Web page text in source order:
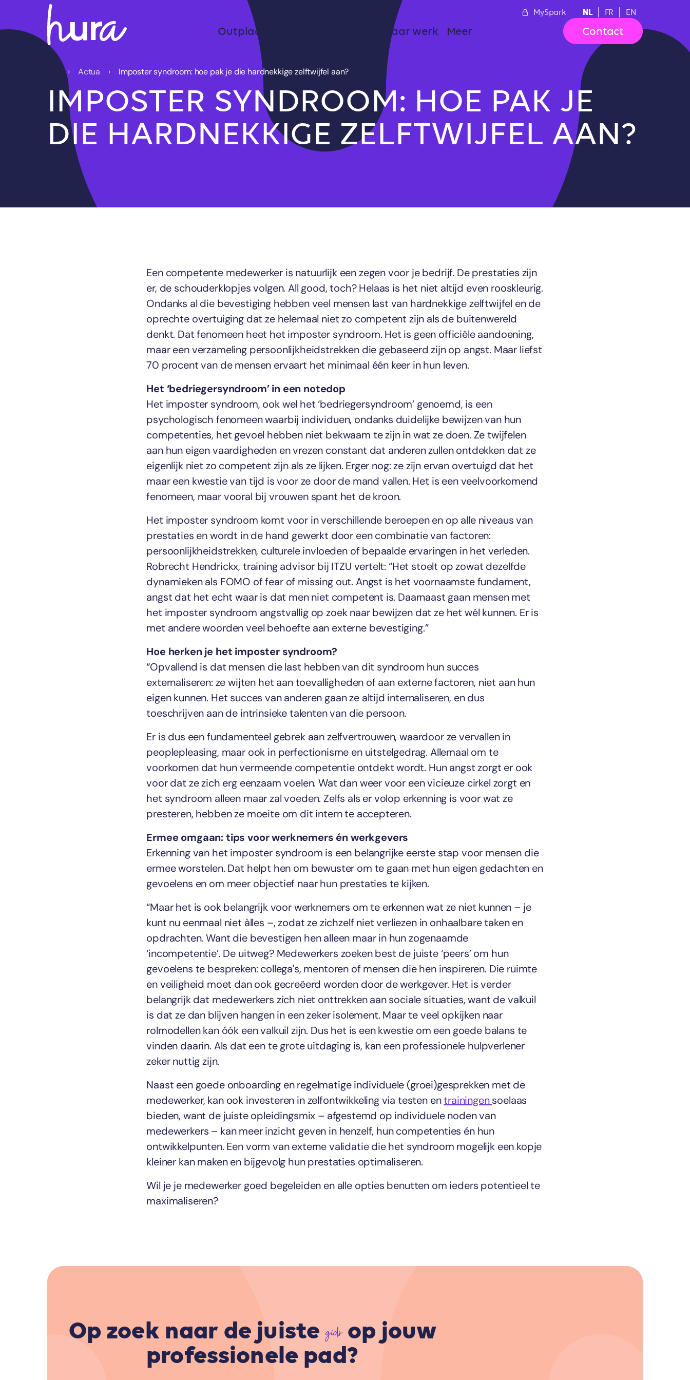
Outplacement Terug naar werk Meer Contact
MySpark NL FR EN
Actua Imposter syndroom: hoe pak je die hardnekkige zelftwijfel aan?
IMPOSTER SYNDROOM: HOE PAK JE
DIE HARDNEKKIGE ZELFTWIJFEL AAN?
Een competente medewerker is natuurlijk een zegen voor je bedrijf. De prestaties zijn
er, de schouderklopjes volgen. All good, toch? Helaas is het niet altijd even rooskleurig.
Ondanks al die bevestiging hebben veel mensen last van hardnekkige zelftwijfel en de
oprechte overtuiging dat ze helemaal niet zo competent zijn als de buitenwereld
denkt. Dat fenomeen heet het imposter syndroom. Het is geen officiële aandoening,
maar een verzameling persoonlijkheidstrekken die gebaseerd zijn op angst. Maar liefst
70 procent van de mensen ervaart het minimaal één keer in hun leven.
Het ‘bedriegersyndroom’ in een notedop
Het imposter syndroom, ook wel het ‘bedriegersyndroom’ genoemd, is een
psychologisch fenomeen waarbij individuen, ondanks duidelijke bewijzen van hun
competenties, het gevoel hebben niet bekwaam te zijn in wat ze doen. Ze twijfelen
aan hun eigen vaardigheden en vrezen constant dat anderen zullen ontdekken dat ze
eigenlijk niet zo competent zijn als ze lijken. Erger nog: ze zijn ervan overtuigd dat het
maar een kwestie van tijd is voor ze door de mand vallen. Het is een veelvoorkomend
fenomeen, maar vooral bij vrouwen spant het de kroon.
Het imposter syndroom komt voor in verschillende beroepen en op alle niveaus van
prestaties en wordt in de hand gewerkt door een combinatie van factoren:
persoonlijkheidstrekken, culturele invloeden of bepaalde ervaringen in het verleden.
Robrecht Hendrickx, training advisor bij ITZU vertelt: “Het stoelt op zowat dezelfde
dynamieken als FOMO of fear of missing out. Angst is het voornaamste fundament,
angst dat het echt waar is dat men niet competent is. Daarnaast gaan mensen met
het imposter syndroom angstvallig op zoek naar bewijzen dat ze het wél kunnen. Er is
met andere woorden veel behoefte aan externe bevestiging.”
Hoe herken je het imposter syndroom?
“Opvallend is dat mensen die last hebben van dit syndroom hun succes
externaliseren: ze wijten het aan toevalligheden of aan externe factoren, niet aan hun
eigen kunnen. Het succes van anderen gaan ze altijd internaliseren, en dus
toeschrijven aan de intrinsieke talenten van die persoon.
Er is dus een fundamenteel gebrek aan zelfvertrouwen, waardoor ze vervallen in
peoplepleasing, maar ook in perfectionisme en uitstelgedrag. Allemaal om te
voorkomen dat hun vermeende competentie ontdekt wordt. Hun angst zorgt er ook
voor dat ze zich erg eenzaam voelen. Wat dan weer voor een vicieuze cirkel zorgt en
het syndroom alleen maar zal voeden. Zelfs als er volop erkenning is voor wat ze
presteren, hebben ze moeite om dit intern te accepteren.
Ermee omgaan: tips voor werknemers én werkgevers
Erkenning van het imposter syndroom is een belangrijke eerste stap voor mensen die
ermee worstelen. Dat helpt hen om bewuster om te gaan met hun eigen gedachten en
gevoelens en om meer objectief naar hun prestaties te kijken.
“Maar het is ook belangrijk voor werknemers om te erkennen wat ze niet kunnen – je
kunt nu eenmaal niet àlles –, zodat ze zichzelf niet verliezen in onhaalbare taken en
opdrachten. Want die bevestigen hen alleen maar in hun zogenaamde
‘incompetentie’. De uitweg? Medewerkers zoeken best de juiste ‘peers’ om hun
gevoelens te bespreken: collega's, mentoren of mensen die hen inspireren. Die ruimte
en veiligheid moet dan ook gecreëerd worden door de werkgever. Het is verder
belangrijk dat medewerkers zich niet onttrekken aan sociale situaties, want de valkuil
is dat ze dan blijven hangen in een zeker isolement. Maar te veel opkijken naar
rolmodellen kan óók een valkuil zijn. Dus het is een kwestie om een goede balans te
vinden daarin. Als dat een te grote uitdaging is, kan een professionele hulpverlener
zeker nuttig zijn.
Naast een goede onboarding en regelmatige individuele (groei)gesprekken met de
medewerker, kan ook investeren in zelfontwikkeling via testen entrainingensoelaas
bieden, want de juiste opleidingsmix – afgestemd op individuele noden van
medewerkers – kan meer inzicht geven in henzelf, hun competenties én hun
ontwikkelpunten. Een vorm van externe validatie die het syndroom mogelijk een kopje
kleiner kan maken en bijgevolg hun prestaties optimaliseren.
Wil je je medewerker goed begeleiden en alle opties benutten om ieders potentieel te
maximaliseren?
Op zoek naar de juiste gids op jouw
professionele pad?